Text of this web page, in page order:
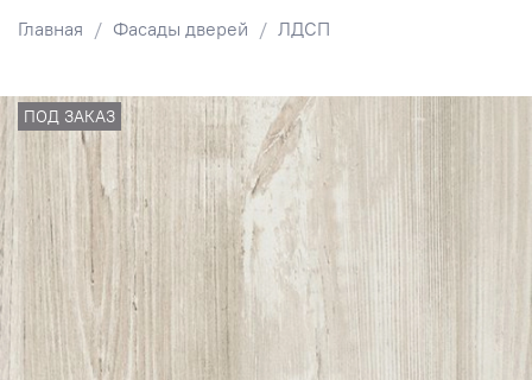
Главная Фасады дверей ЛДСП
ПОД ЗАКАЗ